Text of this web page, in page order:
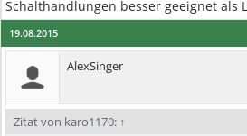
Schalthandlungen besser geeignet als
19.08.2015
AlexSinger
Zitat von karo1170: ↑